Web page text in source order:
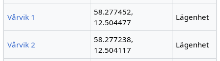
Vårvik 1
58.277452,
12.504477
Lägenhet
Vårvik 2
58.277238,
12.504117
Lägenhet